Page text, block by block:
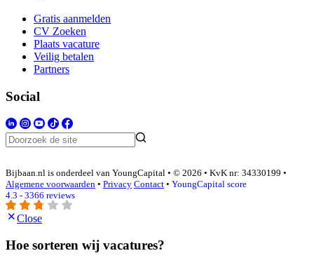
Gratis aanmelden
CV Zoeken
Plaats vacature
Veilig betalen
Partners
Social
Bijbaan.nl is onderdeel van YoungCapital • © 2026 • KvK nr: 34330199 •
Algemene voorwaarden • Privacy Contact • YoungCapital score
4.3 - 3366 reviews
Close
Hoe sorteren wij vacatures?